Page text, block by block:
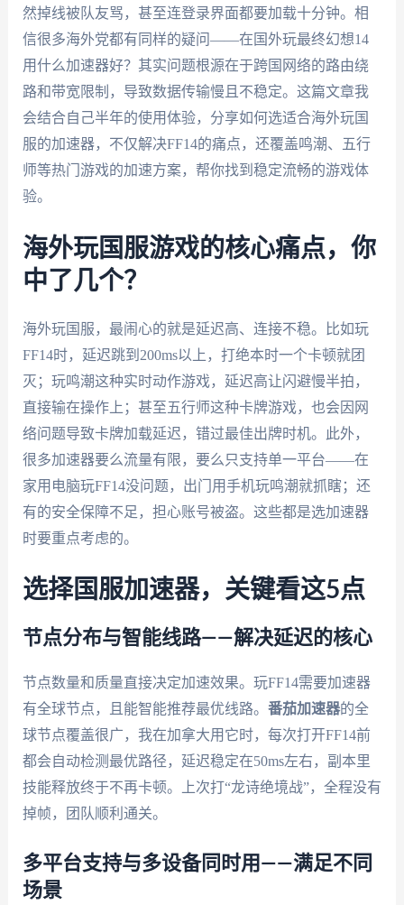
然掉线被队友骂，甚至连登录界面都要加载十分钟。相
信很多海外党都有同样的疑问——在国外玩最终幻想14
用什么加速器好？其实问题根源在于跨国网络的路由绕
路和带宽限制，导致数据传输慢且不稳定。这篇文章我
会结合自己半年的使用体验，分享如何选适合海外玩国
服的加速器，不仅解决FF14的痛点，还覆盖鸣潮、五行
师等热门游戏的加速方案，帮你找到稳定流畅的游戏体
验。
海外玩国服游戏的核心痛点，你
中了几个？
海外玩国服，最闹心的就是延迟高、连接不稳。比如玩
FF14时，延迟跳到200ms以上，打绝本时一个卡顿就团
灭；玩鸣潮这种实时动作游戏，延迟高让闪避慢半拍，
直接输在操作上；甚至五行师这种卡牌游戏，也会因网
络问题导致卡牌加载延迟，错过最佳出牌时机。此外，
很多加速器要么流量有限，要么只支持单一平台——在
家用电脑玩FF14没问题，出门用手机玩鸣潮就抓瞎；还
有的安全保障不足，担心账号被盗。这些都是选加速器
时要重点考虑的。
选择国服加速器，关键看这5点
节点分布与智能线路——解决延迟的核心
节点数量和质量直接决定加速效果。玩FF14需要加速器
有全球节点，且能智能推荐最优线路。 番茄加速器的全
球节点覆盖很广，我在加拿大用它时，每次打开FF14前
都会自动检测最优路径，延迟稳定在50ms左右，副本里
技能释放终于不再卡顿。上次打“龙诗绝境战”，全程没有
掉帧，团队顺利通关。
多平台支持与多设备同时用——满足不同
场景